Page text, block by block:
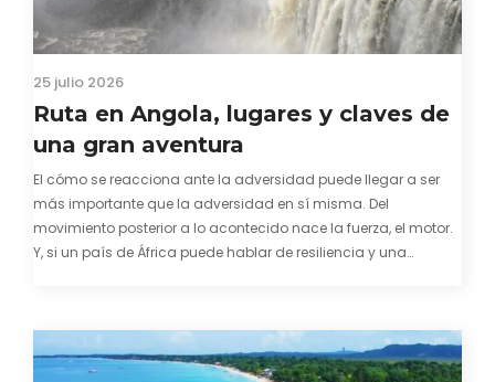
25 julio 2026
Ruta en Angola, lugares y claves de
una gran aventura
El cómo se reacciona ante la adversidad puede llegar a ser
más importante que la adversidad en sí misma. Del
movimiento posterior a lo acontecido nace la fuerza, el motor.
Y, si un país de África puede hablar de resiliencia y una